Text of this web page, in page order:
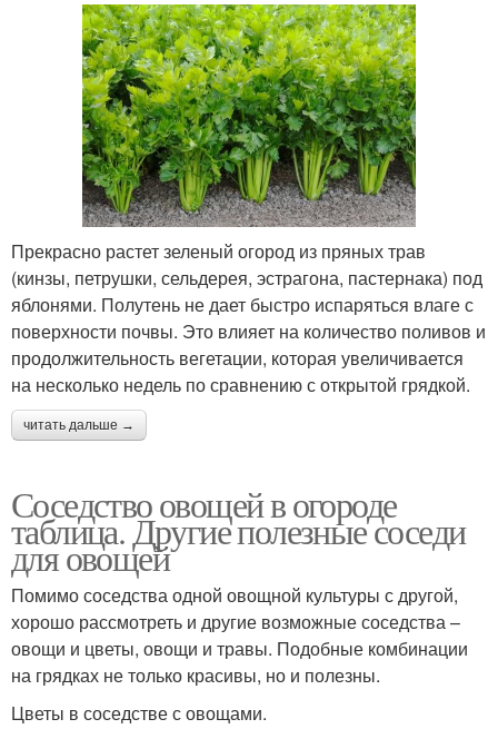
Прекрасно растет зеленый огород из пряных трав
(кинзы, петрушки, сельдерея, эстрагона, пастернака) под
яблонями. Полутень не дает быстро испаряться влаге с
поверхности почвы. Это влияет на количество поливов и
продолжительность вегетации, которая увеличивается
на несколько недель по сравнению с открытой грядкой.
читать дальше →
Соседство овощей в огороде
таблица. Другие полезные соседи
для овощей
Помимо соседства одной овощной культуры с другой,
хорошо рассмотреть и другие возможные соседства –
овощи и цветы, овощи и травы. Подобные комбинации
на грядках не только красивы, но и полезны.
Цветы в соседстве с овощами.